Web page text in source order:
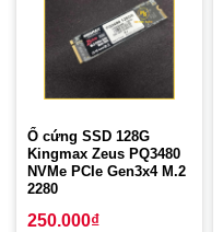
Ổ cứng SSD 128G
Kingmax Zeus PQ3480
NVMe PCIe Gen3x4 M.2
2280
250.000₫